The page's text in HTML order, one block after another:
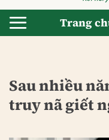
Trang
Sau nhiều
truy nã giết